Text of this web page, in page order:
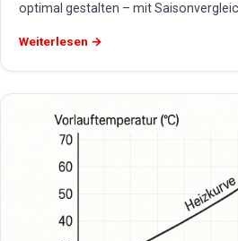
optimal gestalten – mit
Weiterlesen →